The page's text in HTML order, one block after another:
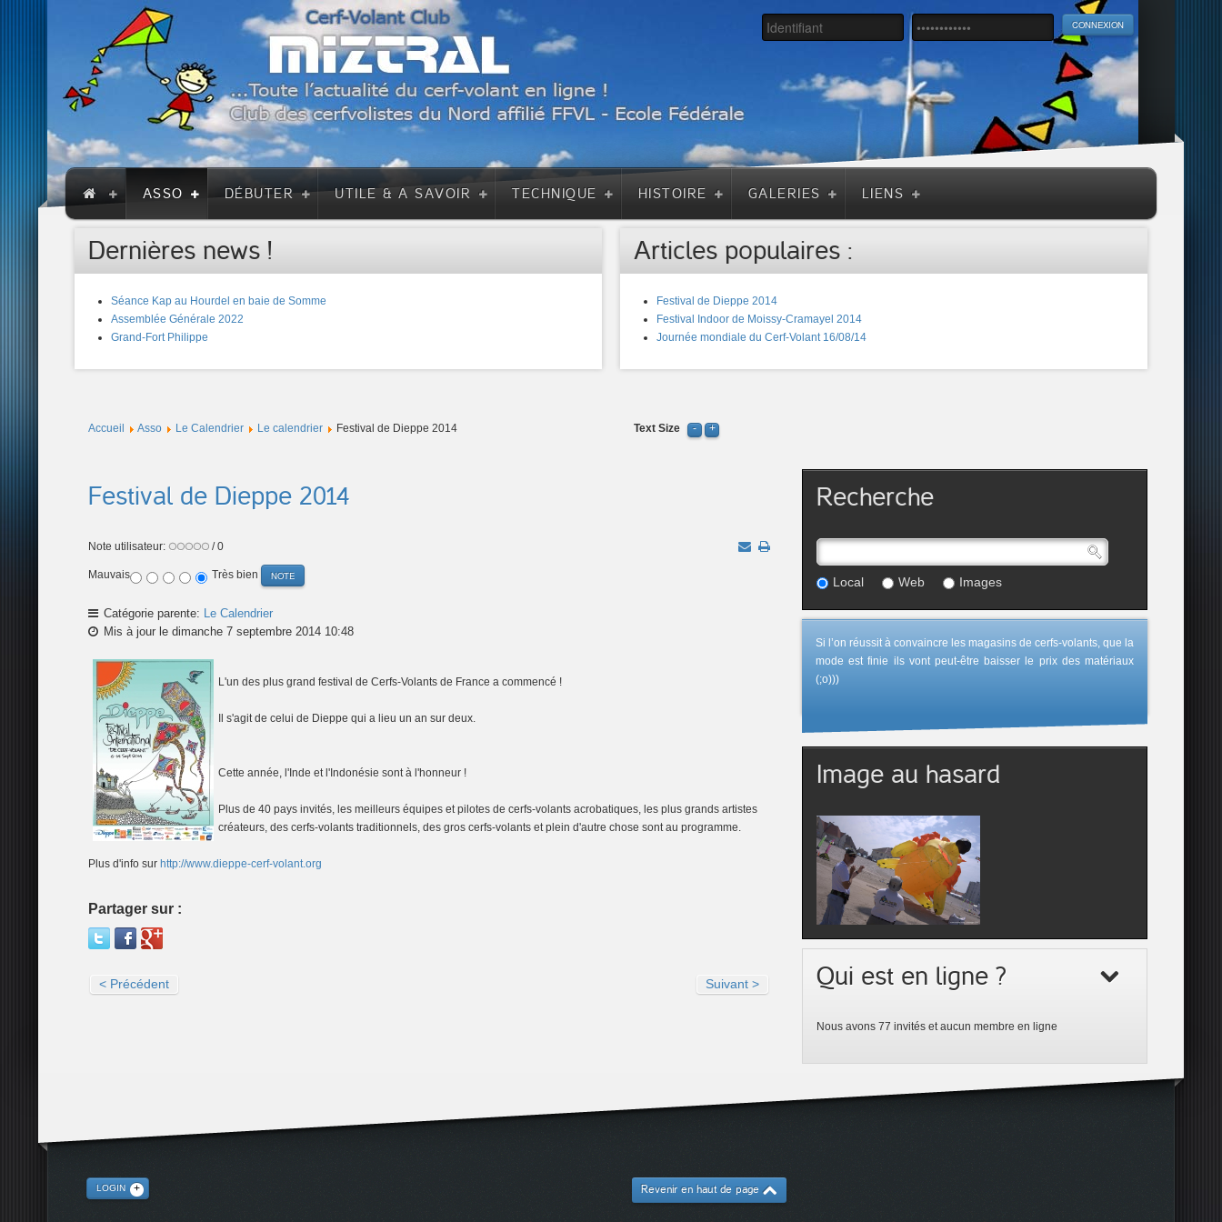
ASSO DÉBUTER UTILE & A SAVOIR TECHNIQUE HISTOIRE GALERIES LIENS
Dernières news !
Séance Kap au Hourdel en baie de Somme
Assemblée Générale 2022
Grand-Fort Philippe
Articles populaires :
Festival de Dieppe 2014
Festival Indoor de Moissy-Cramayel 2014
Journée mondiale du Cerf-Volant 16/08/14
Accueil Asso Le Calendrier Le calendrier Festival de Dieppe 2014 Text Size
Festival de Dieppe 2014
Note utilisateur: / 0
Mauvais Très bien
Catégorie parente: Le Calendrier
Mis à jour le dimanche 7 septembre 2014 10:48
L'un des plus grand festival de Cerfs-Volants de France a commencé !
Il s'agit de celui de Dieppe qui a lieu un an sur deux.
Cette année, l'Inde et l'Indonésie sont à l'honneur !
Plus de 40 pays invités, les meilleurs équipes et pilotes de cerfs-volants acrobatiques, les plus grands artistes
créateurs, des cerfs-volants traditionnels, des gros cerfs-volants et plein d'autre chose sont au programme.
Plus d'info sur http://www.dieppe-cerf-volant.org
Partager sur :
< Précédent Suivant >
Recherche
Local Web Images
Si l’on réussit à convaincre les magasins de cerfs-volants, que la
mode est finie ils vont peut-être baisser le prix des matériaux
(;o)))
Image au hasard
Qui est en ligne ?
Nous avons 77 invités et aucun membre en ligne
LOGIN Revenir en haut de page